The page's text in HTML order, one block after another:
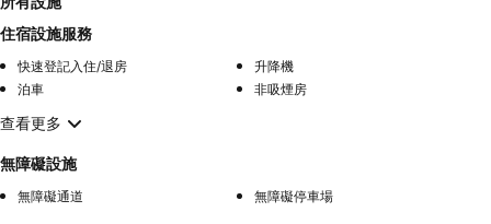
住宿設施服務
快速登記入住/退房
升降機
泊車
非吸煙房
查看更多
無障礙設施
無障礙通道 無障礙停車場